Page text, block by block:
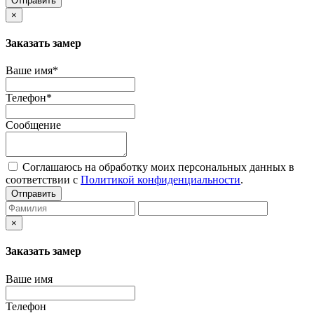
×
Заказать замер
Ваше имя*
Телефон*
Сообщение
Соглашаюсь на обработку моих персональных данных в
соответствии с Политикой конфиденциальности.
Отправить
×
Заказать замер
Ваше имя
Телефон